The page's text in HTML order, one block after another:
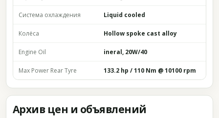
Система охлаждения Liquid cooled
Колёса Hollow spoke cast alloy
Engine Oil ineral, 20W/40
Max Power Rear Tyre 133.2 hp / 110 Nm @ 10100 rpm
Архив цен и объявлений